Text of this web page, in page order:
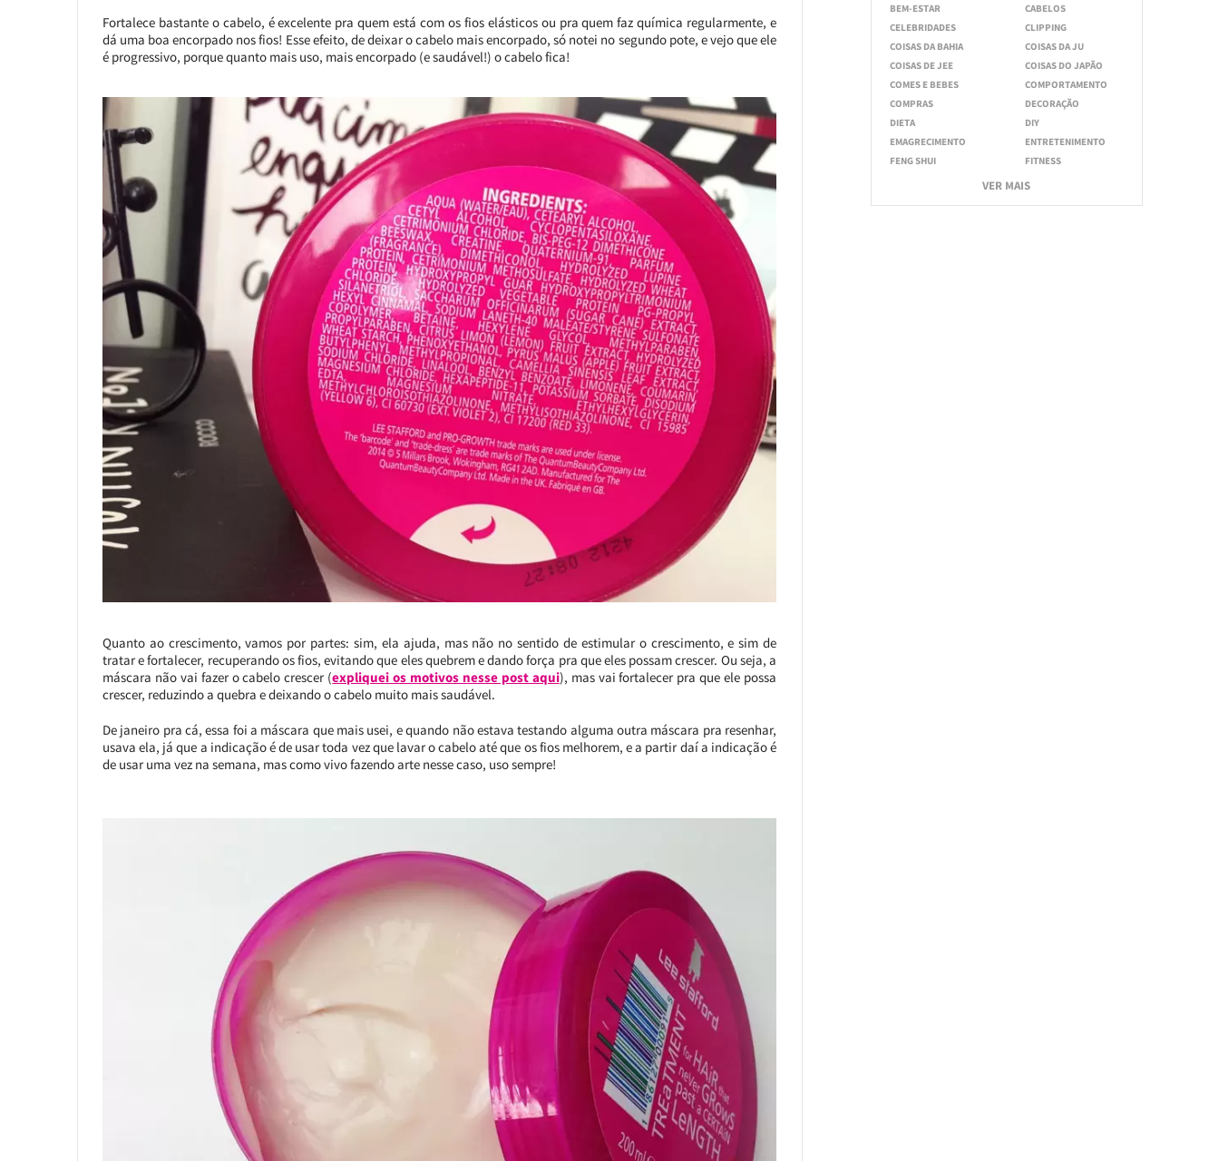
Fortalece bastante o cabelo, é excelente pra quem está com os fios elásticos ou pra quem faz química regularmente, e
dá uma boa encorpado nos fios! Esse efeito, de deixar o cabelo mais encorpado, só notei no segundo pote, e vejo que ele
é progressivo, porque quanto mais uso, mais encorpado (e saudável!) o cabelo fica!
Quanto ao crescimento, vamos por partes: sim, ela ajuda, mas não no sentido de estimular o crescimento, e sim de
tratar e fortalecer, recuperando os fios, evitando que eles quebrem e dando força pra que eles possam crescer. Ou seja, a
máscara não vai fazer o cabelo crescer (expliquei os motivos nesse post aqui), mas vai fortalecer pra que ele possa
crescer, reduzindo a quebra e deixando o cabelo muito mais saudável.
De janeiro pra cá, essa foi a máscara que mais usei, e quando não estava testando alguma outra máscara pra resenhar,
usava ela, já que a indicação é de usar toda vez que lavar o cabelo até que os fios melhorem, e a partir daí a indicação é
de usar uma vez na semana, mas como vivo fazendo arte nesse caso, uso sempre!
BEM-ESTAR
CABELOS
CELEBRIDADES
CLIPPING
COISAS DA BAHIA
COISAS DA JU
COISAS DE JEE
COISAS DO JAPÃO
COMES E BEBES
COMPORTAMENTO
COMPRAS
DECORAÇÃO
DIETA
DIY
EMAGRECIMENTO
ENTRETENIMENTO
FENG SHUI
FITNESS
VER MAIS